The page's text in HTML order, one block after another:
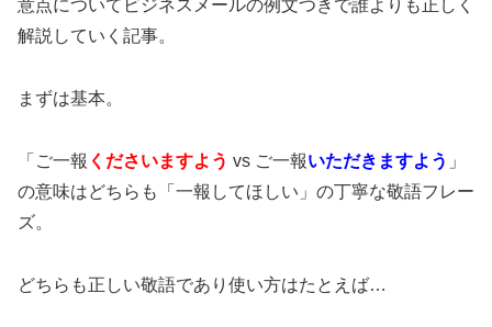
意点についてビジネスメールの例文つきで誰よりも正しく
解説していく記事。
まずは基本。
「ご一報 くださいますよう vs ご一報いただきますよう 」
の意味はどちらも「一報してほしい」の丁寧な敬語フレー
ズ。
どちらも正しい敬語であり使い方はたとえば…